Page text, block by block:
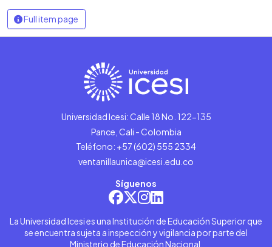
Full item page
Universidad Icesi: Calle 18 No. 122-135
Pance, Cali - Colombia
Teléfono: +57 (602) 555 2334
ventanillaunica@icesi.edu.co
Síguenos
La Universidad Icesi es una Institución de Educación Superior que
se encuentra sujeta a inspección y vigilancia por parte del
Ministerio de Educación Nacional.